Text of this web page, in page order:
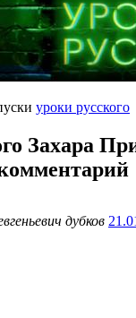
уроки русского
Захара
дубков